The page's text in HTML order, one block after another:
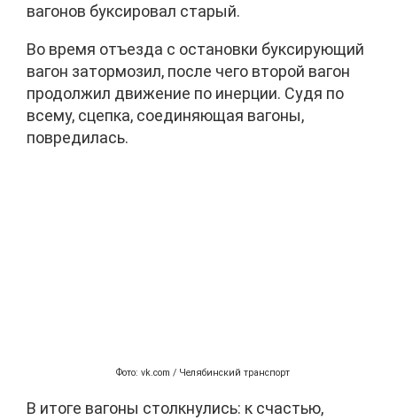
вагонов буксировал старый.
Во время отъезда с остановки буксирующий
вагон затормозил, после чего второй вагон
продолжил движение по инерции. Судя по
всему, сцепка, соединяющая вагоны,
повредилась.
Фото: vk.com / Челябинский транспорт
В итоге вагоны столкнулись: к счастью,